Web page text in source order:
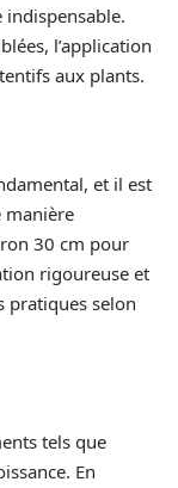
indispensable.
l’application
aux plants.
et il est
manière
30 cm pour
rigoureuse et
pratiques selon
tels que
En